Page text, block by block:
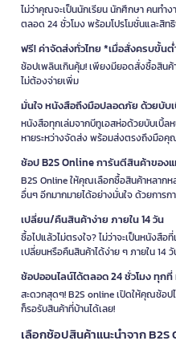
ไม่ว่าคุณจะเป็นนักเรียน นักศึกษา คนท
ตลอด 24 ชั่วโมง พร้อมโปรโมชั่นและสิท
ฟรี! ค่าจัดส่งทั่วไทย *เมื่อสั่งครบขั้น
ช้อปเพลินเกินคุ้ม! เพียงมียอดสั่งซื้อสิน
ไม่ต้องจ่ายเพิ่ม
มั่นใจ หนังสือถึงมือปลอดภัย ด้วยบับ
หนังสือทุกเล่มจากบีทูเอสห่อด้วยบับเบิ้ล
หายระหว่างจัดส่ง พร้อมส่งตรงถึงมือ
ช้อป B2S Online การันตีสินค้าของแ
B2S Online ให้คุณเลือกซื้อสินค้าหลากห
อื่นๆ อีกมากมายได้อย่างมั่นใจ ด้วยการ
เปลี่ยน/คืนสินค้าง่าย ภายใน 14 วัน
ซื้อไปแล้วไม่ตรงใจ? ไม่ว่าจะเป็นหนัง
เปลี่ยนหรือคืนสินค้าได้ง่าย ๆ ภายใน 14
ช้อปออนไลน์ได้ตลอด 24 ชั่วโมง ทุกที่
สะดวกสุดๆ! B2S online เปิดให้คุณช้อ
ก็รอรับสินค้าที่บ้านได้เลย!
เลือกช้อปสินค้าแนะนำจาก B2S